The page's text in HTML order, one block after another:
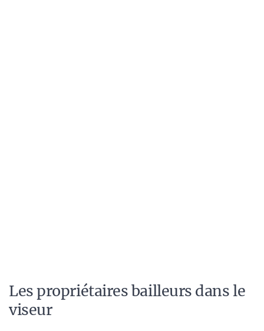
Les propriétaires bailleurs dans le
viseur